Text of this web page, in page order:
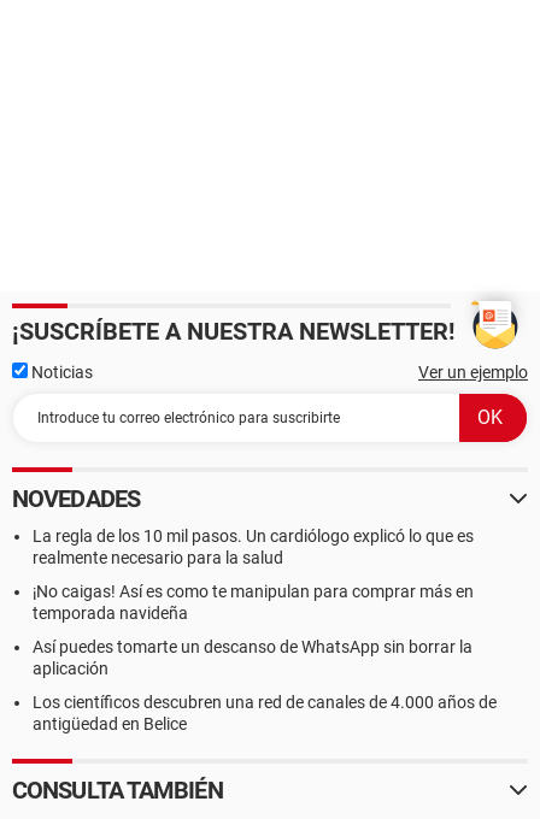
¡SUSCRÍBETE A NUESTRA NEWSLETTER!
Noticias Ver un ejemplo
NOVEDADES
La regla de los 10 mil pasos. Un cardiólogo explicó lo que es
realmente necesario para la salud
¡No caigas! Así es como te manipulan para comprar más en
temporada navideña
Así puedes tomarte un descanso de WhatsApp sin borrar la
aplicación
Los científicos descubren una red de canales de 4.000 años de
antigüedad en Belice
CONSULTA TAMBIÉN